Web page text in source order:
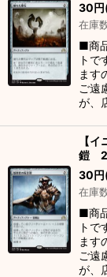
30円
在庫
■商
トで
ます
ご遠
が、
【
鎧
30円
在庫
■商
トで
ます
ご遠
が、